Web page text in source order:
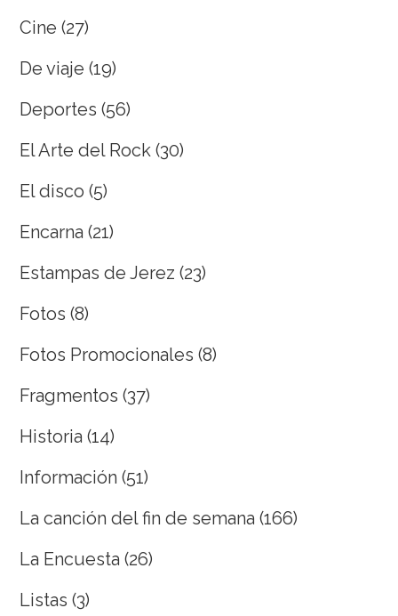
Cine (27)
De viaje (19)
Deportes (56)
El Arte del Rock (30)
El disco (5)
Encarna (21)
Estampas de Jerez (23)
Fotos (8)
Fotos Promocionales (8)
Fragmentos (37)
Historia (14)
Información (51)
La canción del fin de semana (166)
La Encuesta (26)
Listas (3)